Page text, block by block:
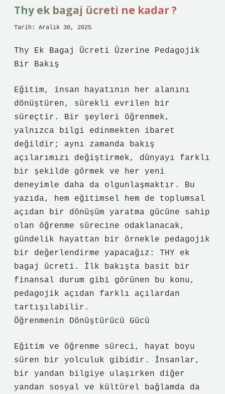
Thy ek bagaj ücreti ne kadar ?
Tarih: Aralık 30, 2025
Thy Ek Bagaj Ücreti Üzerine Pedagojik
Bir Bakış
Eğitim, insan hayatının her alanını
dönüştüren, sürekli evrilen bir
süreçtir. Bir şeyleri öğrenmek,
yalnızca bilgi edinmekten ibaret
değildir; aynı zamanda bakış
açılarımızı değiştirmek, dünyayı farklı
bir şekilde görmek ve her yeni
deneyimle daha da olgunlaşmaktır. Bu
yazıda, hem eğitimsel hem de toplumsal
açıdan bir dönüşüm yaratma gücüne sahip
olan öğrenme sürecine odaklanacak,
gündelik hayattan bir örnekle pedagojik
bir değerlendirme yapacağız: THY ek
bagaj ücreti. İlk bakışta basit bir
finansal durum gibi görünen bu konu,
pedagojik açıdan farklı açılardan
tartışılabilir.
Öğrenmenin Dönüştürücü Gücü
Eğitim ve öğrenme süreci, hayat boyu
süren bir yolculuk gibidir. İnsanlar,
bir yandan bilgiye ulaşırken diğer
yandan sosyal ve kültürel bağlamda da